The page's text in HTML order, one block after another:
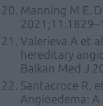
Manning M E.
Valerieva A et
hereditary
Balkan Med J
Santacroce R,
Angioedema: A